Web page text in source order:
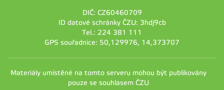
DIČ: CZ60460709
ID datové schránky ČZU: 3hdj9cb
Tel.: 224 381 111
GPS souřadnice: 50,129976, 14,373707
Materiály umístěné na tomto serveru mohou být publikovány
pouze se souhlasem ČZU